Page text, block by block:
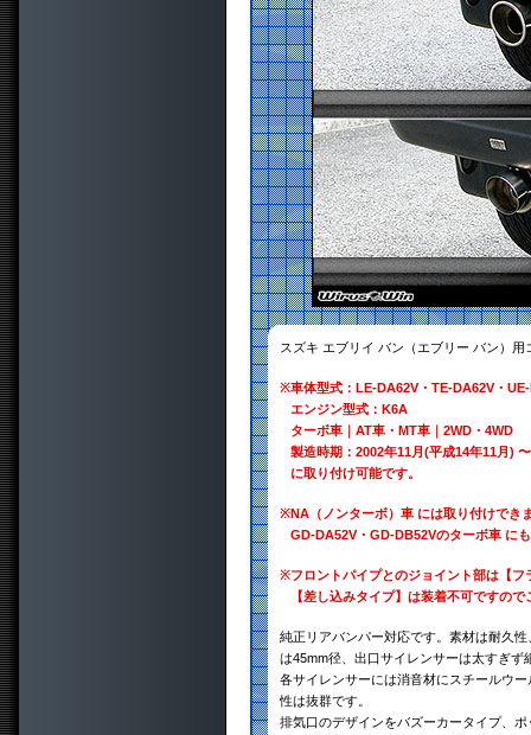
スズキ エブリイ バン（エブリー バン）
※車体型式：LE-DA62V・TE-DA62V・
エンジン型式：K6A
ターボ車｜AT車・MT車｜2WD・4WD
製造時期：2002年11月(平成14年11月)
に取り付け可能です。
※NA（ノンターボ）車 には取り付けでき
GD-DA52V・GD-DB52Vのターボ車 に
※フロントパイプとのジョイント部は【
【差し込みタイプ】は装着不可ですの
純正リアバンパー対応です。素材は耐久
は45mm径、出口サイレンサーは太すぎ
各サイレンサーには消音材にスチールウ
性は抜群です。
排気口のデザインをバズーカータイプ、